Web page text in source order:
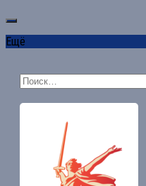
Ещё
Найти: